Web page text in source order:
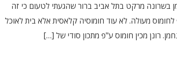
בשרונה מרקט בתל אביב ברור שהגעתי לטעום כי זה
מעולה. לא עוד חומוסיה קלאסית אלא בית לאוכל
רונן מכין חומוס ע"פ מתכון סודי של […]